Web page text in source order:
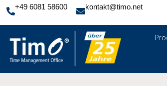
+49 6081 58600 kontakt@timo.net